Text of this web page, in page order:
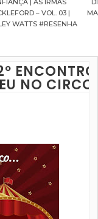
| AS IRMÃS
– VOL. 03 |
WATTS #RESENHA
NO CIRCO